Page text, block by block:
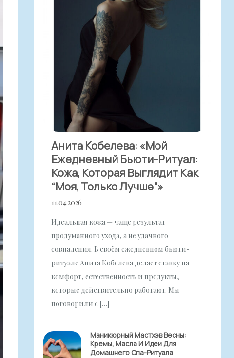
Анита Кобелева: «Мой
Ежедневный Бьюти-Ритуал:
Кожа, Которая Выглядит Как
“моя, Только Лучше”»
11.04.2026
Идеальная кожа — чаще результат
продуманного ухода, а не удачного
совпадения. В своём ежедневном бьюти-
ритуале Анита Кобелева делает ставку на
комфорт, естественность и продукты,
которые действительно работают. Мы
поговорили с […]
Маникюрный Мастхэв Весны:
Кремы, Масла И Идеи Для
Домашнего Спа-Ритуала